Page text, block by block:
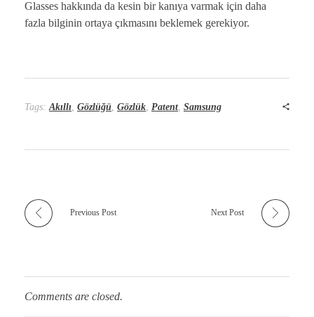
Glasses hakkında da kesin bir kanıya varmak için daha
fazla bilginin ortaya çıkmasını beklemek gerekiyor.
Tags: Akıllı Gözlüğü Gözlük Patent, Samsung
Previous Post Next Post
Comments are closed.